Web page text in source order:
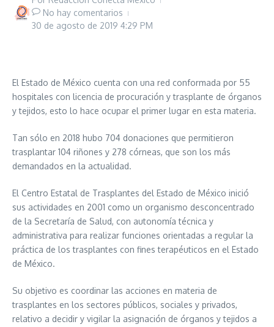
No hay comentarios
30 de agosto de 2019 4:29 PM
El Estado de México cuenta con una red conformada por 55
hospitales con licencia de procuración y trasplante de órganos
y tejidos, esto lo hace ocupar el primer lugar en esta materia.
Tan sólo en 2018 hubo 704 donaciones que permitieron
trasplantar 104 riñones y 278 córneas, que son los más
demandados en la actualidad.
El Centro Estatal de Trasplantes del Estado de México inició
sus actividades en 2001 como un organismo desconcentrado
de la Secretaría de Salud, con autonomía técnica y
administrativa para realizar funciones orientadas a regular la
práctica de los trasplantes con fines terapéuticos en el Estado
de México.
Su objetivo es coordinar las acciones en materia de
trasplantes en los sectores públicos, sociales y privados,
relativo a decidir y vigilar la asignación de órganos y tejidos a